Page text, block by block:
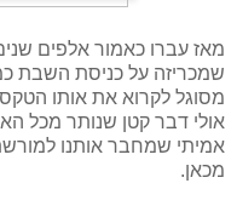
מאז עברו כאמור אלפים
שמכריזה על כניסת השבת
מסוגל לקרוא את אותו
אולי דבר קטן שנותר מכל
אמיתי שמחבר אותנו
מכאן.